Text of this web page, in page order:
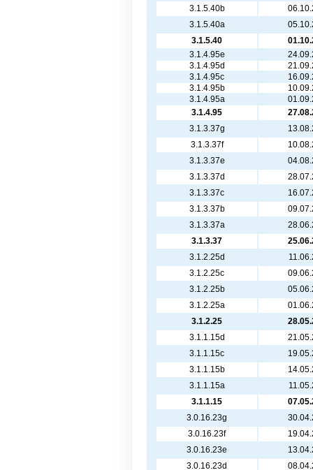
3.1.5.40b
3.1.5.40a
3.1.5.40
3.1.4.95e
3.1.4.95d
3.1.4.95c
3.1.4.95b
3.1.4.95a
3.1.4.95
3.1.3.37g
3.1.3.37f
3.1.3.37e
3.1.3.37d
3.1.3.37c
3.1.3.37b
3.1.3.37a
3.1.3.37
3.1.2.25d
3.1.2.25c
3.1.2.25b
3.1.2.25a
3.1.2.25
3.1.1.15d
3.1.1.15c
3.1.1.15b
3.1.1.15a
3.1.1.15
3.0.16.23g
3.0.16.23f
3.0.16.23e
3.0.16.23d